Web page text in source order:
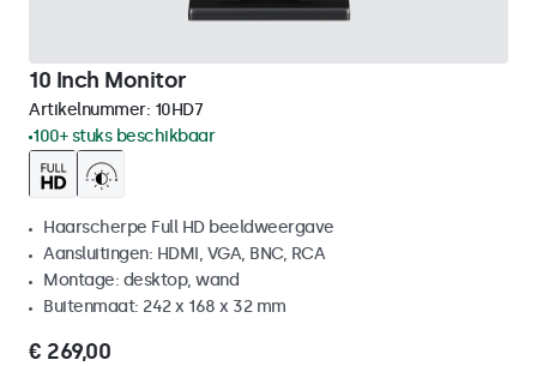
10 Inch Monitor
Artikelnummer: 10HD7
100+ stuks beschikbaar
Haarscherpe Full HD beeldweergave
Aansluitingen: HDMI, VGA, BNC, RCA
Montage: desktop, wand
Buitenmaat: 242 x 168 x 32 mm
€ 269,00